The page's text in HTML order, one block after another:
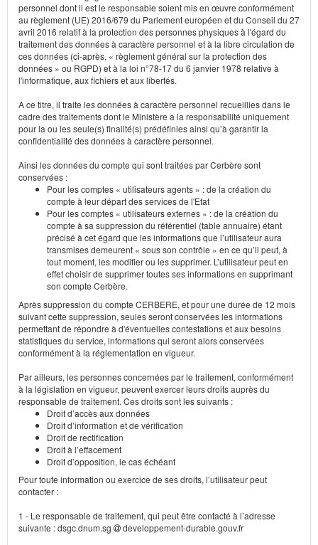
personnel dont il est le responsable soient mis en œuvre conformément
au règlement (UE) 2016/679 du Parlement européen et du Conseil du 27
avril 2016 relatif à la protection des personnes physiques à l'égard du
traitement des données à caractère personnel et à la libre circulation de
ces données (ci-après, « règlement général sur la protection des
données » ou RGPD) et à la loi n°78-17 du 6 janvier 1978 relative à
l'informatique, aux fichiers et aux libertés.
A ce titre, il traite les données à caractère personnel recueillies dans le
cadre des traitements dont le Ministère a la responsabilité uniquement
pour la ou les seule(s) finalité(s) prédéfinies ainsi qu’à garantir la
confidentialité des données à caractère personnel.
Ainsi les données du compte qui sont traitées par Cerbère sont
conservées :
Pour les comptes « utilisateurs agents » : de la création du
compte à leur départ des services de l'Etat
Pour les comptes « utilisateurs externes » : de la création du
compte à sa suppression du référentiel (table annuaire) étant
précisé à cet égard que les informations que l’utilisateur aura
transmises demeurent « sous son contrôle » en ce qu’il peut, à
tout moment, les modifier ou les supprimer. L’utilisateur peut en
effet choisir de supprimer toutes ses informations en supprimant
son compte Cerbère.
Après suppression du compte CERBERE, et pour une durée de 12 mois
suivant cette suppression, seules seront conservées les informations
permettant de répondre à d'éventuelles contestations et aux besoins
statistiques du service, informations qui seront alors conservées
conformément à la réglementation en vigueur.
Par ailleurs, les personnes concernées par le traitement, conformément
à la législation en vigueur, peuvent exercer leurs droits auprès du
responsable de traitement. Ces droits sont les suivants :
Droit d’accès aux données
Droit d’information et de vérification
Droit de rectification
Droit à l’effacement
Droit d’opposition, le cas échéant
Pour toute information ou exercice de ses droits, l’utilisateur peut
contacter :
1 - Le responsable de traitement, qui peut être contacté à l’adresse
suivante : dsgc.dnum.sg
developpement-durable.gouv.fr